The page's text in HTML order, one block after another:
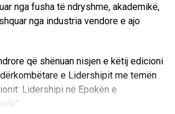
dhe iniciativave më
nga fusha të ndryshme, akademikë,
nga industria vendore e ajo
që shënuan nisjen e këtij edicioni
e Lidershipit me temën
Lidershipi në Epokën e